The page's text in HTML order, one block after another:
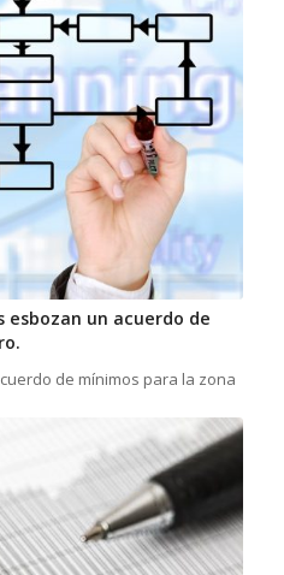
esbozan un acuerdo de
de mínimos para la zona